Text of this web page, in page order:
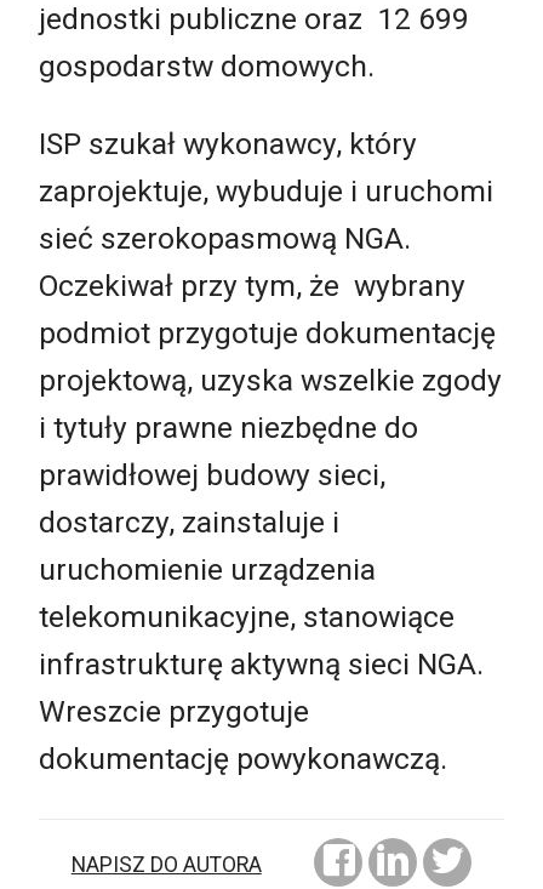
jednostki publiczne oraz 12 699
gospodarstw domowych.
ISP szukał wykonawcy, który
zaprojektuje, wybuduje i uruchomi
sieć szerokopasmową NGA.
Oczekiwał przy tym, że wybrany
podmiot przygotuje dokumentację
projektową, uzyska wszelkie zgody
i tytuły prawne niezbędne do
prawidłowej budowy sieci,
dostarczy, zainstaluje i
uruchomienie urządzenia
telekomunikacyjne, stanowiące
infrastrukturę aktywną sieci NGA.
Wreszcie przygotuje
dokumentację powykonawczą.
NAPISZ DO AUTORA